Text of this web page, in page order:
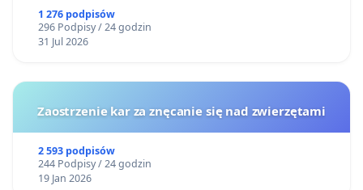
1 276 podpisów
296 Podpisy / 24 godzin
31 Jul 2026
Zaostrzenie kar za znęcanie się nad zwierzętami
2 593 podpisów
244 Podpisy / 24 godzin
19 Jan 2026